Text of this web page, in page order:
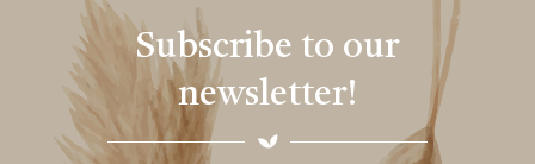
Subscribe to our
newsletter!